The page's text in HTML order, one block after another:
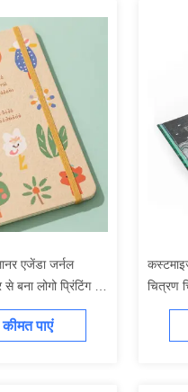
एजेंडा जर्नल
बना लोगो प्रिंटिंग के
पाएं
चित्रण